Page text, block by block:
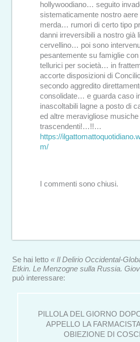
hollywoodiano… seguito
sistematicamente nostro
merda… rumori di certo tipo
danni irreversibili a nostro già
cervellino… poi sono
pesantemente su famiglie
tellurici per società… in
accorte disposizioni di
secondo aggredito
consolidate… e guarda caso
inascoltabili lagne a posto di
ed altre meravigliose musiche
trascendenti!…!!…
https://
m/
I commenti sono chiusi.
Se hai letto « Il Delirio Occidental-
Etkin. Le Menzogne sulla Russia.
può interessare:
PILLOLA DEL GIORNO
APPELLO LA
OBIEZIONE DI